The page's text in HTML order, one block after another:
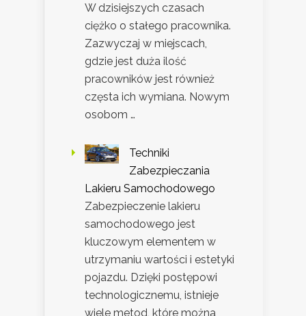
W dzisiejszych czasach
ciężko o stałego pracownika.
Zazwyczaj w miejscach,
gdzie jest duża ilość
pracowników jest również
częsta ich wymiana. Nowym
osobom …
Techniki
Zabezpieczania
Lakieru Samochodowego
Zabezpieczenie lakieru
samochodowego jest
kluczowym elementem w
utrzymaniu wartości i estetyki
pojazdu. Dzięki postępowi
technologicznemu, istnieje
wiele metod, które można